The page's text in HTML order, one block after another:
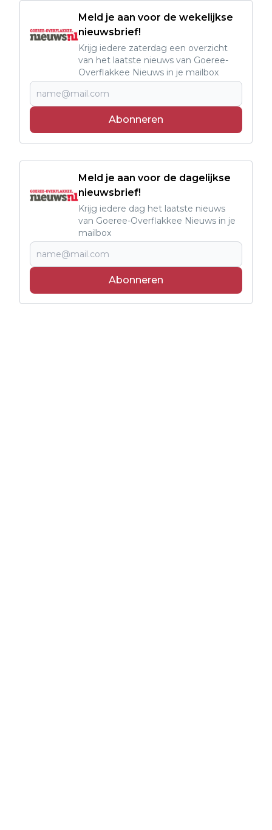
Meld je aan voor de wekelijkse
nieuwsbrief!
Krijg iedere zaterdag een overzicht
van het laatste nieuws van Goeree-
Overflakkee Nieuws in je mailbox
Abonneren
Meld je aan voor de dagelijkse
nieuwsbrief!
Krijg iedere dag het laatste nieuws
van Goeree-Overflakkee Nieuws in je
mailbox
Abonneren